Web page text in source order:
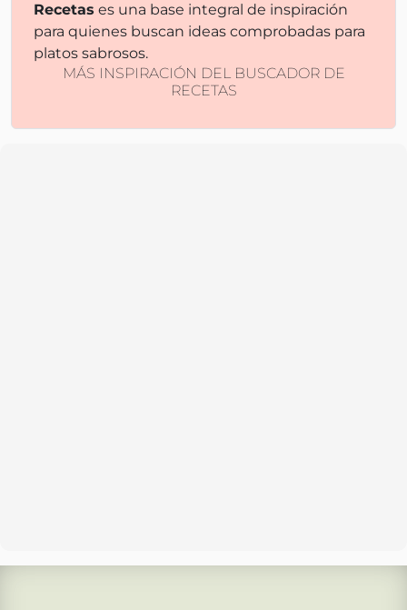
Recetas es una base integral de inspiración
para quienes buscan ideas comprobadas para
platos sabrosos.
MÁS INSPIRACIÓN DEL BUSCADOR DE
RECETAS